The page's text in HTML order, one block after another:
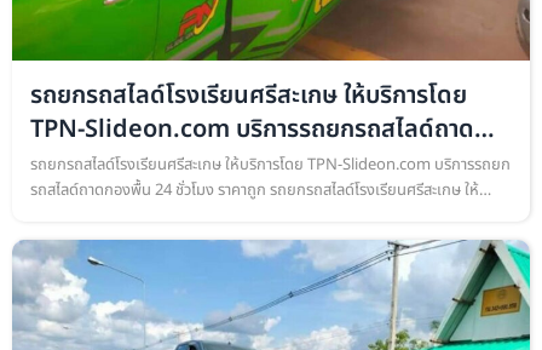
รถยกรถสไลด์โรงเรียนศรีสะเกษ ให้บริการโดย
TPN-Slideon.com บริการรถยกรถสไลด์ถาด
กอง
รถยกรถสไลด์โรงเรียนศรีสะเกษ ให้บริการโดย TPN-Slideon.com บริการรถยก
รถสไลด์ถาดกองพื้น 24 ชั่วโมง ราคาถูก รถยกรถสไลด์โรงเรียนศรีสะเกษ ให้